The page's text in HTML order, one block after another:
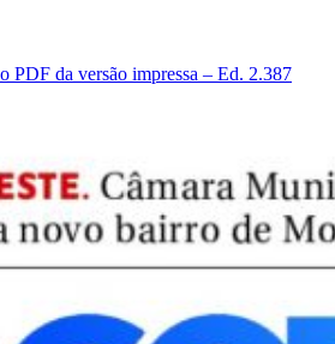
PDF da versão impressa – Ed. 2.387